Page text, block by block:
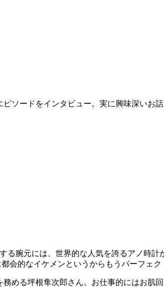
ソードをインタビュー。実に興味深いお
会的なイケメンというからもうパーフェク
める坪根隼次郎さん。お仕事的にはお肌